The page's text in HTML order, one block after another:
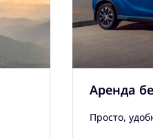
Аренда
Просто,